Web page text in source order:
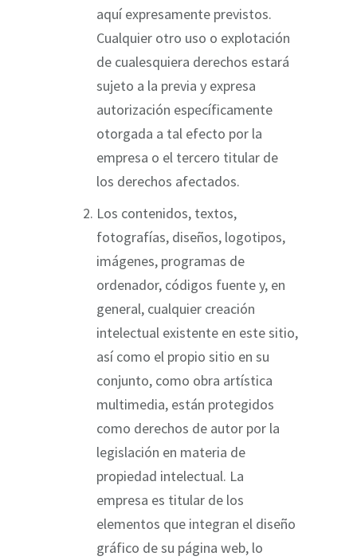
aquí expresamente previstos.
Cualquier otro uso o explotación
de cualesquiera derechos estará
sujeto a la previa y expresa
autorización específicamente
otorgada a tal efecto por la
empresa o el tercero titular de
los derechos afectados.
Los contenidos, textos,
fotografías, diseños, logotipos,
imágenes, programas de
ordenador, códigos fuente y, en
general, cualquier creación
intelectual existente en este sitio,
así como el propio sitio en su
conjunto, como obra artística
multimedia, están protegidos
como derechos de autor por la
legislación en materia de
propiedad intelectual. La
empresa es titular de los
elementos que integran el diseño
gráfico de su página web, lo